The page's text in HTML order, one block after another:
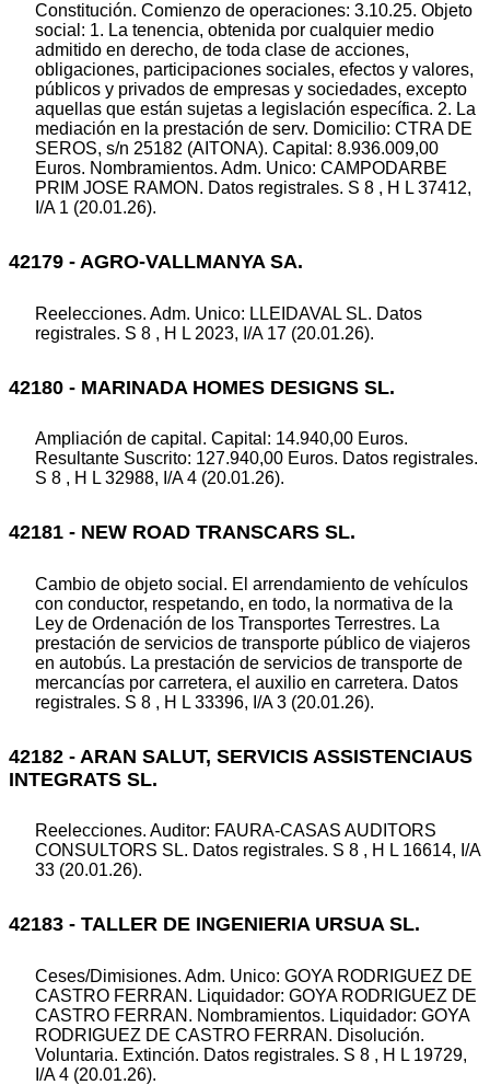
Constitución. Comienzo de operaciones: 3.10.25. Objeto
social: 1. La tenencia, obtenida por cualquier medio
admitido en derecho, de toda clase de acciones,
obligaciones, participaciones sociales, efectos y valores,
públicos y privados de empresas y sociedades, excepto
aquellas que están sujetas a legislación específica. 2. La
mediación en la prestación de serv. Domicilio: CTRA DE
SEROS, s/n 25182 (AITONA). Capital: 8.936.009,00
Euros. Nombramientos. Adm. Unico: CAMPODARBE
PRIM JOSE RAMON. Datos registrales. S 8 , H L 37412,
I/A 1 (20.01.26).
42179 - AGRO-VALLMANYA SA.
Reelecciones. Adm. Unico: LLEIDAVAL SL. Datos
registrales. S 8 , H L 2023, I/A 17 (20.01.26).
42180 - MARINADA HOMES DESIGNS SL.
Ampliación de capital. Capital: 14.940,00 Euros.
Resultante Suscrito: 127.940,00 Euros. Datos registrales.
S 8 , H L 32988, I/A 4 (20.01.26).
42181 - NEW ROAD TRANSCARS SL.
Cambio de objeto social. El arrendamiento de vehículos
con conductor, respetando, en todo, la normativa de la
Ley de Ordenación de los Transportes Terrestres. La
prestación de servicios de transporte público de viajeros
en autobús. La prestación de servicios de transporte de
mercancías por carretera, el auxilio en carretera. Datos
registrales. S 8 , H L 33396, I/A 3 (20.01.26).
42182 - ARAN SALUT, SERVICIS ASSISTENCIAUS
INTEGRATS SL.
Reelecciones. Auditor: FAURA-CASAS AUDITORS
CONSULTORS SL. Datos registrales. S 8 , H L 16614, I/A
33 (20.01.26).
42183 - TALLER DE INGENIERIA URSUA SL.
Ceses/Dimisiones. Adm. Unico: GOYA RODRIGUEZ DE
CASTRO FERRAN. Liquidador: GOYA RODRIGUEZ DE
CASTRO FERRAN. Nombramientos. Liquidador: GOYA
RODRIGUEZ DE CASTRO FERRAN. Disolución.
Voluntaria. Extinción. Datos registrales. S 8 , H L 19729,
I/A 4 (20.01.26).